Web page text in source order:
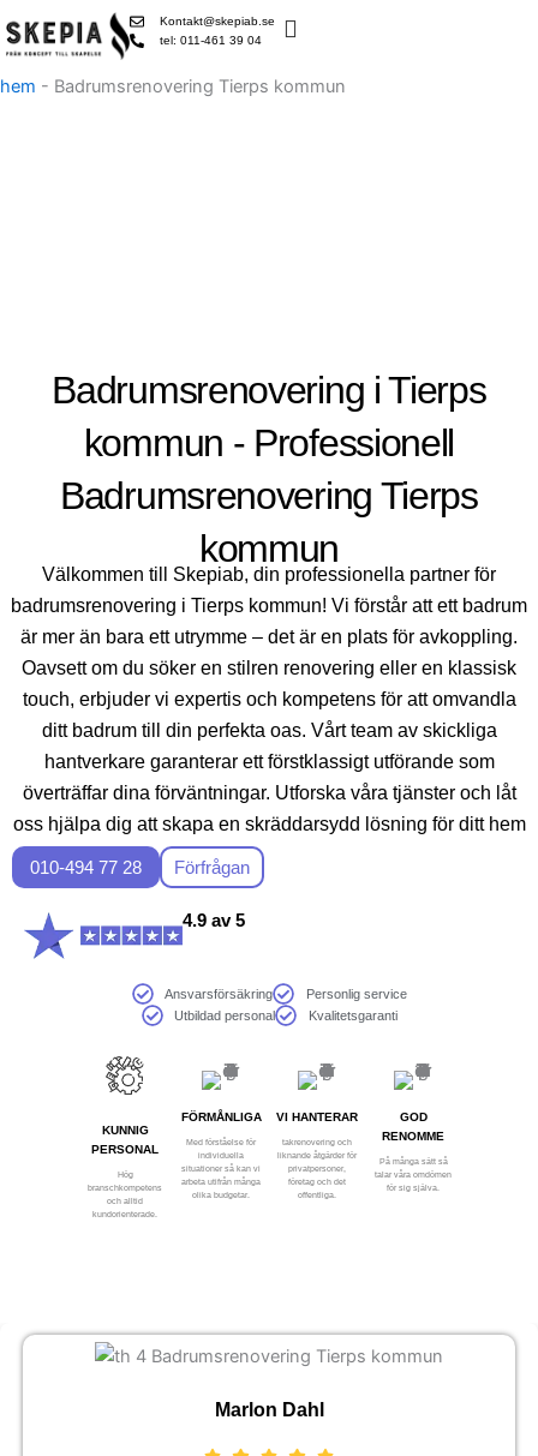
to
Kontakt@skepiab.se
tel: 011-461 39 04
hem - Badrumsrenovering Tierps kommun
Badrumsrenovering i Tierps
kommun - Professionell
Badrumsrenovering Tierps
kommun
Välkommen till Skepiab, din professionella partner för
badrumsrenovering i Tierps kommun! Vi förstår att ett badrum
är mer än bara ett utrymme – det är en plats för avkoppling.
Oavsett om du söker en stilren renovering eller en klassisk
touch, erbjuder vi expertis och kompetens för att omvandla
ditt badrum till din perfekta oas. Vårt team av skickliga
hantverkare garanterar ett förstklassigt utförande som
överträffar dina förväntningar. Utforska våra tjänster och låt
oss hjälpa dig att skapa en skräddarsydd lösning för ditt hem
i Sveriges natursköna områden.
010-494 77 28 Förfrågan
4.9 av 5
Ansvarsförsäkring
Personlig service
Utbildad personal
Kvalitetsgaranti
KUNNIG
PERSONAL
Hög
branschkompetens
och alltid
kundorienterade.
FÖRMÅNLIGA
Med förståelse för
individuella
situationer så kan vi
arbeta utifrån många
olika budgetar.
VI HANTERAR
takrenovering och
liknande åtgärder för
privatpersoner,
företag och det
offentliga.
GOD
RENOMME
På många sätt så
talar våra omdömen
för sig själva.
Marlon Dahl